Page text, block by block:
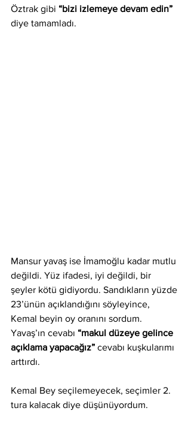
Öztrak gibi “bizi izlemeye devam edin”
diye tamamladı.
Mansur yavaş ise İmamoğlu kadar mutlu
değildi. Yüz ifadesi, iyi değildi, bir
şeyler kötü gidiyordu. Sandıkların yüzde
23’ünün açıklandığını söyleyince,
Kemal beyin oy oranını sordum.
Yavaş’ın cevabı “makul düzeye gelince
açıklama yapacağız” cevabı kuşkularımı
arttırdı.
Kemal Bey seçilemeyecek, seçimler 2.
tura kalacak diye düşünüyordum.